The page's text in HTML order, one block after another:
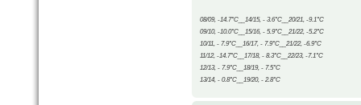
08/09, -14.7°C__14/15, - 3.6°C__20/21, -9.1°C
09/10, -10.0°C__15/16, - 5.9°C__21/22, -5.2°C
10/11, - 7.9°C__16/17, - 7.9°C__21/22, -6.9°C
11/12, -14.7°C__17/18, - 8.3°C__22/23, -7.1°C
12/13, - 7.9°C__18/19, - 7.5°C
13/14, - 0.8°C__19/20, - 2.8°C